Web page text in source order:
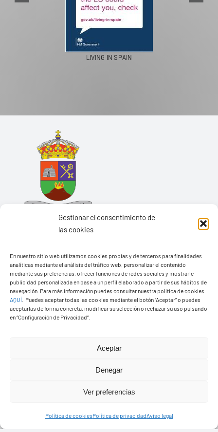
Gestionar el consentimiento de
las cookies
En nuestro sitio web utilizamos cookies propias y de terceros para finalidades
analíticas mediante el análisis del tráfico web, personalizar el contenido
mediante sus preferencias, ofrecer funciones de redes sociales y mostrarle
publicidad personalizada en base a un perfil elaborado a partir de sus hábitos de
navegación. Para más información puedes consultar nuestra política de cookies
AQUÍ
Puedes aceptar todas las cookies mediante el botón “Aceptar” o puedes
aceptarlas de forma concreta, modificar su selección o rechazar su uso pulsando
en “Configuración de Privacidad”.
Aceptar
Denegar
Ver preferencias
Política de cookiesPolítica de privacidadAviso legal
LIVING IN SPAIN
Ayuntamiento de Yaiza
Pza. de Los Remedios, 1
35570 – Yaiza
Tel:928 83 62 20
© Copyright2026 Ayuntamiento de Yaiza - Todos los